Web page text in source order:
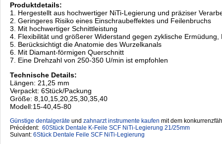
Produktdetails:
1. Hergestellt aus hochwertiger NiTi-Legierung und präziser
2. Geringeres Risiko eines Einschraubeffektes und Feilenbruchs
3. Mit hochwertiger Schnittleistung
4. Flexibilität und größerer Widerstand gegen zyklische
5. Berücksichtigt die Anatomie des Wurzelkanals
6. Mit Diamant-förmigen Querschnitt
7. Eine Drehzahl von 250-350 U/min ist empfohlen
Technische Details:
Längen: 21,25 mm
Verpackt: 6Stück/Packung
Größe: 8,10,15,20,25,30,35,40
Modell:15-40,45-80
Günstige dentalgeräte ‎ und zahnarzt instrumente kaufen mit dem
Précédent: 60Stück Dentale K-Feile SCF NiTi-Legierung 21/25mm
Suivant: 6Stück Dentale Feile SCF NiTi-Legierung